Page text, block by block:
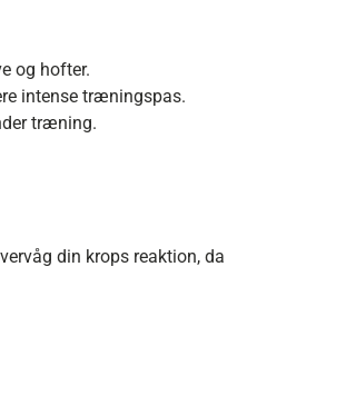
og hofter.
intense træningspas.
træning.
din krops reaktion, da